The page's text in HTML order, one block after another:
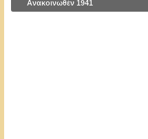
Ανακοινωθέν 1941